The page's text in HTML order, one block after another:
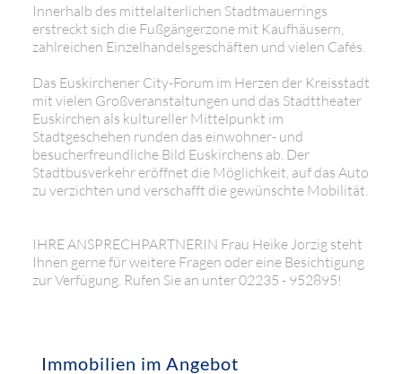
Innerhalb des mittelalterlichen Stadtmauerrings
erstreckt sich die Fußgängerzone mit Kaufhäusern,
zahlreichen Einzelhandelsgeschäften und vielen Cafés.
Das Euskirchener City-Forum im Herzen der Kreisstadt
mit vielen Großveranstaltungen und das Stadttheater
Euskirchen als kultureller Mittelpunkt im
Stadtgeschehen runden das einwohner- und
besucherfreundliche Bild Euskirchens ab. Der
Stadtbusverkehr eröffnet die Möglichkeit, auf das Auto
zu verzichten und verschafft die gewünschte Mobilität.
IHRE ANSPRECHPARTNERIN Frau Heike Jorzig steht
Ihnen gerne für weitere Fragen oder eine Besichtigung
zur Verfügung. Rufen Sie an unter 02235 - 952895!
Immobilien im Angebot